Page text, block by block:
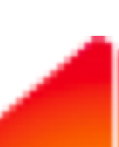
採用・教育・人事労務